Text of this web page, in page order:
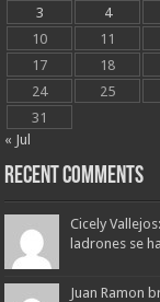
3
4
10
11
17
18
24
25
31
« Jul
Recent Comments
Cicely
ladrones se
Juan Ramon